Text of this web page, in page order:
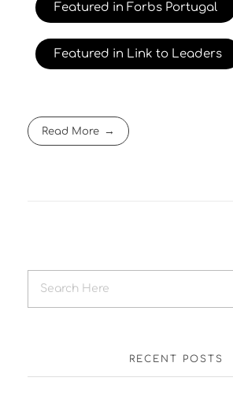
Featured in Forbs Portugal
Featured in Link to Leaders
Read More
RECENT POSTS